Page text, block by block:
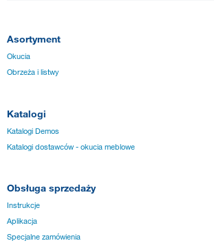
Asortyment
Okucia
Obrzeża i listwy
Katalogi
Katalogi Demos
Katalogi dostawców - okucia meblowe
Obsługa sprzedaży
Instrukcje
Aplikacja
Specjalne zamówienia